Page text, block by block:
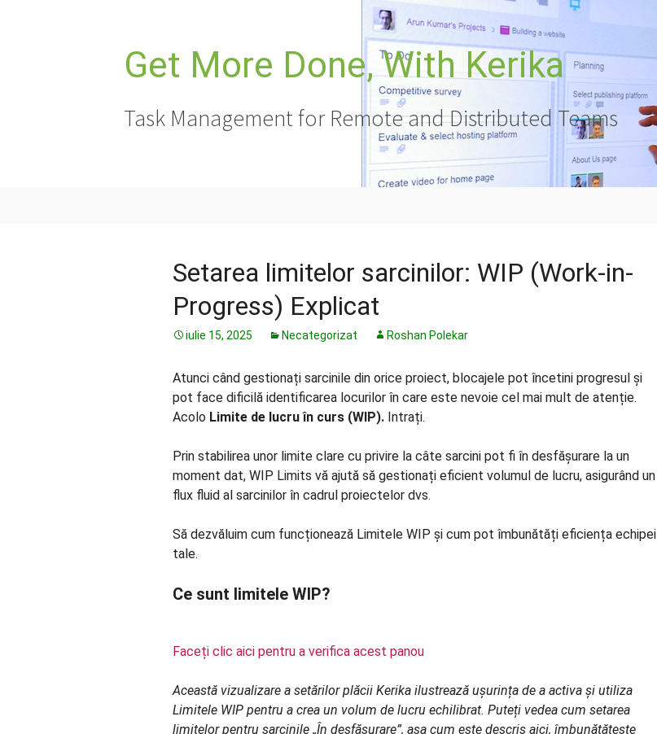
Get More Done, With Kerika
Task Management for Remote and Distributed Teams
Setarea limitelor sarcinilor: WIP (Work-in-
Progress) Explicat
iulie 15, 2025 Necategorizat Roshan Polekar
Atunci când gestionați sarcinile din orice proiect, blocajele pot încetini progresul și
pot face dificilă identificarea locurilor în care este nevoie cel mai mult de atenție.
Acolo Limite de lucru în curs (WIP). Intrați.
Prin stabilirea unor limite clare cu privire la câte sarcini pot fi în desfășurare la un
moment dat, WIP Limits vă ajută să gestionați eficient volumul de lucru, asigurând un
flux fluid al sarcinilor în cadrul proiectelor dvs.
Să dezvăluim cum funcționează Limitele WIP și cum pot îmbunătăți eficiența echipei
tale.
Ce sunt limitele WIP?
Faceți clic aici pentru a verifica acest panou
Această vizualizare a setărilor plăcii Kerika ilustrează ușurința de a activa și utiliza
Limitele WIP pentru a crea un volum de lucru echilibrat. Puteți vedea cum setarea
limitelor pentru sarcinile „În desfășurare”, așa cum este descris aici, îmbunătățește